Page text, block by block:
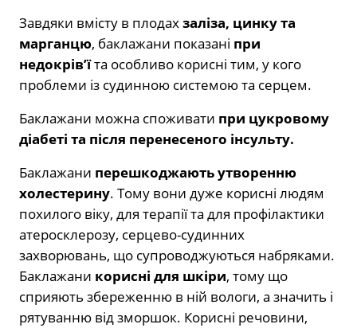
Завдяки вмісту в плодахзаліза, цинку та
марганцю, баклажани показані при
недокрів’їта особливо корисні тим, у кого
проблеми із судинною системою та серцем.
Баклажани можна споживати при цукровому
діабеті та після перенесеного інсульту.
Баклажани перешкоджають утворенню
холестерину. Тому вони дуже корисні людям
похилого віку, для терапії та для профілактики
атеросклерозу, серцево-судинних
захворювань, що супроводжуються набряками.
Баклажани корисні для шкіри, тому що
сприяють збереженню в ній вологи, а значить і
рятуванню від зморшок. Корисні речовини,